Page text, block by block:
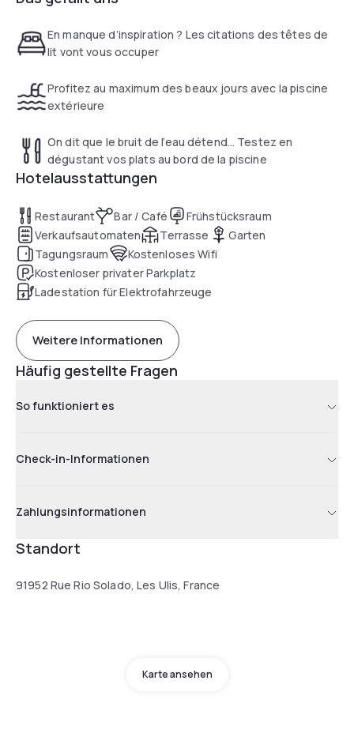
facilities, a mini-refrigerator, and a sleek private bathroom
equipped with a rainfall shower and eco-friendly toiletries.
selected beverages, making them perfect for a business
lunch or a casual meeting. With its flexible meeting rooms,
private parking fitted with electric vehicle charging stations,
the hotel stands out as a pragmatic and efficient solution
En manque d’inspiration ? Les citations des têtes de
lit vont vous occuper
Profitez au maximum des beaux jours avec la piscine
extérieure
On dit que le bruit de l’eau détend… Testez en
dégustant vos plats au bord de la piscine
Hotelausstattungen
Restaurant Bar / Café
Frühstücksraum
Verkaufsautomaten
Terrasse
Garten
Tagungsraum
Kostenloses Wifi
Kostenloser privater Parkplatz
Ladestation für Elektrofahrzeuge
Weitere Informationen
Häufig gestellte Fragen
So funktioniert es
Check-in-Informationen
Zahlungsinformationen
Standort
91952 Rue Rio Solado, Les Ulis, France
Karte ansehen